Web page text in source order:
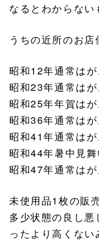
なるとわからない
うちの近所のお店
昭和12年通常は
昭和23年通常は
昭和25年年賀は
昭和36年通常は
昭和41年通常は
昭和44年暑中見
昭和47年通常は
未使用品1枚の販
多少状態の良し
ったより高くない